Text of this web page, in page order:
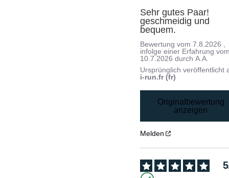
Sehr gutes Paar!
geschmeidig und
bequem.
Bewertung vom7.8.2026 ,
infolge einer Erfahrung
10.7.2026 durchA.A.
Ursprünglich veröffentlicht
i-run.fr (fr)
Originalbewertung
anzeigen
Melden
5